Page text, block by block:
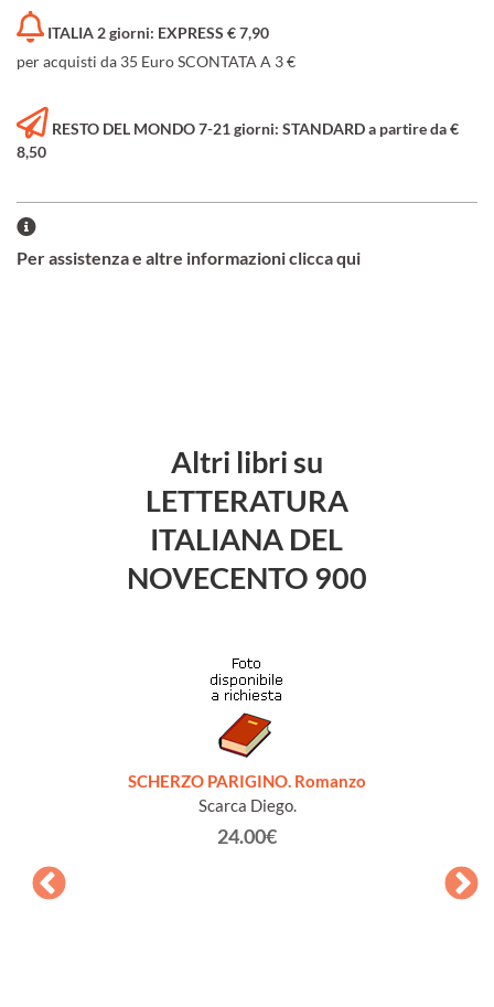
ITALIA 2 giorni: EXPRESS € 7,90
per acquisti da 35 Euro SCONTATA A 3 €
RESTO DEL MONDO 7-21 giorni: STANDARD a partire da €
8,50
Per assistenza e altre informazioni clicca qui
Altri libri su
LETTERATURA
ITALIANA DEL
NOVECENTO 900
SCHERZO PARIGINO. Romanzo
Scarca Diego.
24.00€